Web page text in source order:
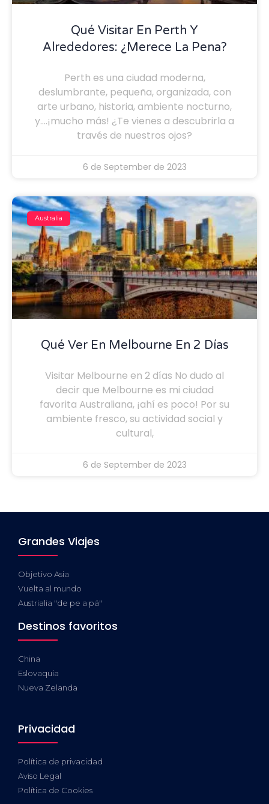
Qué Visitar En Perth Y
Alrededores: ¿Merece La Pena?
Perth es una ciudad moderna,
deslumbrante, pequeña, organizada, con
arte urbano, historia, ambiente nocturno,
y….¡mucho más! ¿Te vienes a descubrirla a
través de nuestros ojos?
6 de September de 2023
Australia
Qué Ver En Melbourne En 2 Días
Visitar Melbourne en 2 días No dudo al
decir que Melbourne es mi ciudad
favorita Australiana, ¡ahí es poco! Por su
ambiente fresco, su actividad social y
cultural,
6 de September de 2023
Grandes Viajes
Objetivo Asia
Vuelta al mundo
Austrialia "de pe a pá"
Destinos favoritos
China
Eslovaquia
Nueva Zelanda
Privacidad
Política de privacidad
Aviso Legal
Política de Cookies